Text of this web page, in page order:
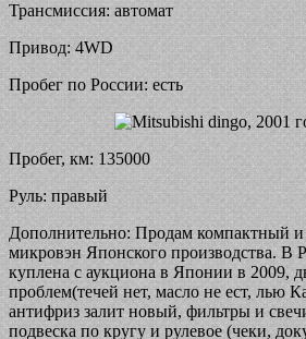
Трансмиссия: автомат
Привод: 4WD
Пробег по России: есть
Пробег, км: 135000
Руль: правый
Дополнительно: Продам компактный и
микровэн Японского производства. В
куплена с аукциона в Японии в 2009,
проблем(течей нет, масло не ест, лью
антифриз залит новый, фильтры и
подвеска по кругу и рулевое (чеки,